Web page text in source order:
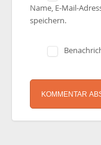
Name, E-Mail-
speichern.